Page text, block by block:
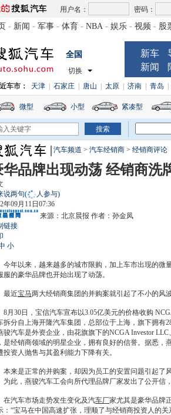
用户名： 密码：
- 新闻 - 军事 - 体育 - NBA - 娱乐 - 视频 - 股
全国
切换
新车
新闻
车市： 天津 石家庄 唐山 太原 济南 青岛
微型 小型 紧凑型
汽车频道 > 汽车经销商 > 经销商评论
华品牌出现动荡 经销商洗
说两句(
人参与)
年09月11日07:36
来源： 北京晨报 作者：孙金凤
链接
小
以来，越来越多的城市限购，加上车市出现的微
服的豪华品牌也开始出现了动荡。
近宝马两大经销商集团的并购案就引起了不小的风波
30日，宝信汽车宣布以3.05亿美元的价格收购
拆分自上海开隆汽车集团，总部位于上海，旗下拥有
骏汽车是外资企业，由花旗旗下的NCGA Investor LLC
，是经销商领域的明星企业，拥有良好的信誉。据悉，
投资人抛售与其盈利能力下降有关。
是正常的并购案，却因为员工的安置问题引起了
为此，燕骏汽车工会向所代理品牌厂家发出了公开信
汽车市场走势发生变化及汽车厂家尤其是豪华品牌
：“宝马在中国高速扩张，理顺了与经销商投资人的关